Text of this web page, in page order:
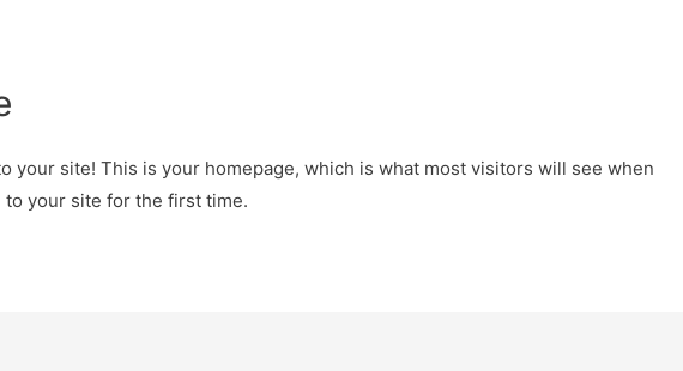
your site! This is your homepage, which is what most visitors will see when
to your site for the first time.